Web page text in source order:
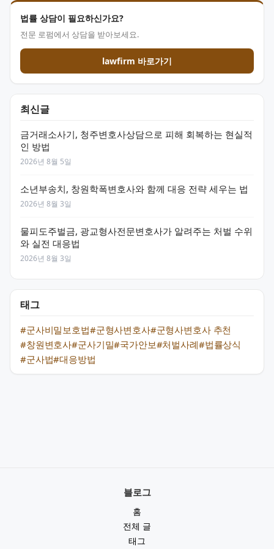
법률 상담이 필요하신가요?
전문 로펌에서 상담을 받아보세요.
lawfirm 바로가기
최신글
금거래소사기, 청주변호사상담으로 피해 회복하는 현실적
인 방법
2026년 8월 5일
소년부송치, 창원학폭변호사와 함께 대응 전략 세우는 법
2026년 8월 3일
물피도주벌금, 광교형사전문변호사가 알려주는 처벌 수위
와 실전 대응법
2026년 8월 3일
태그
#군사비밀보호법#군형사변호사#군형사변호사 추천
#창원변호사#군사기밀#국가안보#처벌사례#법률상식
#군사법#대응방법
블로그
홈
전체 글
태그